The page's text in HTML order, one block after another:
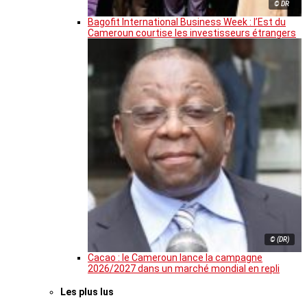
© DR
Bagofit International Business Week : l’Est du
Cameroun courtise les investisseurs étrangers
© (DR)
Cacao : le Cameroun lance la campagne
2026/2027 dans un marché mondial en repli
Les plus lus